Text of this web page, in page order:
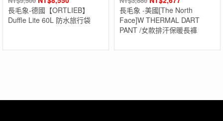
長毛象-德國【ORTLIEB】
Duffle Lite 60L 防水旅行袋
長毛象 -美國[The North
Face]W THERMAL DART
PANT /女款排汗保暖長褲